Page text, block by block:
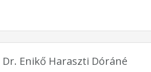
Dr. Enikő Haraszti Dóráné